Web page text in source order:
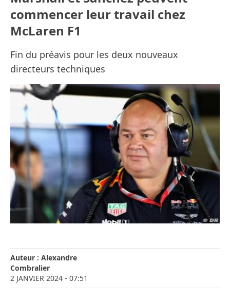
commencer leur travail chez
McLaren F1
Fin du préavis pour les deux nouveaux
directeurs techniques
Auteur : Alexandre
Combralier
2 JANVIER 2024 - 07:51